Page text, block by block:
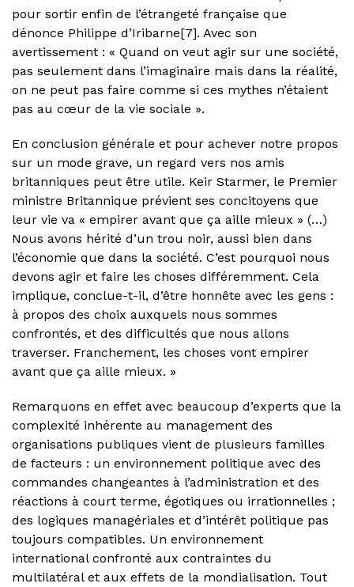
pour sortir enfin de l’étrangeté française que
dénonce Philippe d’Iribarne[7]. Avec son
avertissement : « Quand on veut agir sur une société,
pas seulement dans l’imaginaire mais dans la réalité,
on ne peut pas faire comme si ces mythes n’étaient
pas au cœur de la vie sociale ».
En conclusion générale et pour achever notre propos
sur un mode grave, un regard vers nos amis
britanniques peut être utile. Keir Starmer, le Premier
ministre Britannique prévient ses concitoyens que
leur vie va « empirer avant que ça aille mieux » (…)
Nous avons hérité d’un trou noir, aussi bien dans
l’économie que dans la société. C’est pourquoi nous
devons agir et faire les choses différemment. Cela
implique, conclue-t-il, d’être honnête avec les gens :
à propos des choix auxquels nous sommes
confrontés, et des difficultés que nous allons
traverser. Franchement, les choses vont empirer
avant que ça aille mieux. »
Remarquons en effet avec beaucoup d’experts que la
complexité inhérente au management des
organisations publiques vient de plusieurs familles
de facteurs : un environnement politique avec des
commandes changeantes à l’administration et des
réactions à court terme, égotiques ou irrationnelles ;
des logiques managériales et d’intérêt politique pas
toujours compatibles. Un environnement
international confronté aux contraintes du
multilatéral et aux effets de la mondialisation. Tout